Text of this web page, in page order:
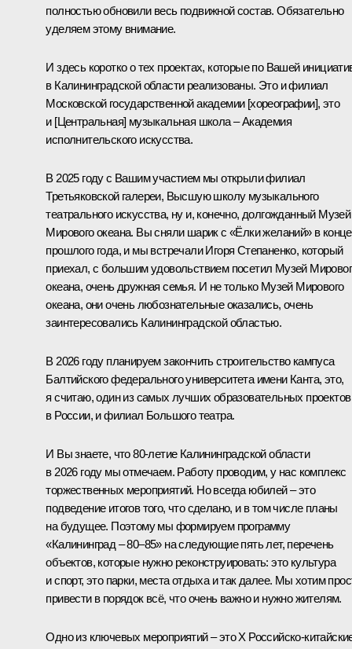
полностью обновили весь подвижной состав. Обязательно
уделяем этому внимание.
И здесь коротко о тех проектах, которые по Вашей
в Калининградской области реализованы. Это и филиал
Московской государственной академии [хореографии], это
и [Центральная] музыкальная школа – Академия
исполнительского искусства.
В 2025 году с Вашим участием мы открыли филиал
Третьяковской галереи, Высшую школу музыкального
театрального искусства, ну и, конечно, долгожданный Музей
Мирового океана. Вы сняли шарик с «Ёлки желаний» в конце
прошлого года, и мы встречали Игоря Степаненко, который
приехал, с большим удовольствием посетил Музей
океана, очень дружная семья. И не только Музей Мирового
океана, они очень любознательные оказались, очень
заинтересовались Калининградской областью.
В 2026 году планируем закончить строительство кампуса
Балтийского федерального университета имени Канта, это,
я считаю, один из самых лучших образовательных проектов
в России, и филиал Большого театра.
И Вы знаете, что 80-летие Калининградской области
в 2026 году мы отмечаем. Работу проводим, у нас комплекс
торжественных мероприятий. Но всегда юбилей – это
подведение итогов того, что сделано, и в том числе планы
на будущее. Поэтому мы формируем программу
«Калининград – 80–85» на следующие пять лет, перечень
объектов, которые нужно реконструировать: это культура
и спорт, это парки, места отдыха и так далее. Мы хотим
привести в порядок всё, что очень важно и нужно жителям.
Одно из ключевых мероприятий – это X Российско-